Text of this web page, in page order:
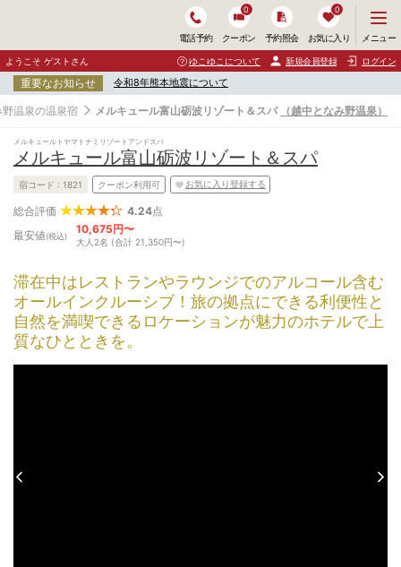
電話予約 クーポン
0
予約照会 お気に入り
0
ニ
ュ
ー
開
く
メニュー
ようこそ ゲストさん ゆこゆこについて 新規会員登録 ログイン
重要なお知らせ 令和8年熊本地震について
温泉の温泉宿 メルキュール富山砺波リゾート＆スパ （越中となみ野温泉）
メルキュールトヤマトナミリゾートアンドスパ
メルキュール富山砺波リゾート＆スパ
宿コード : 1821 クーポン利用可 お気に入り登録する
総合評価 4.24点
最安値(税込)
10,675円〜
大人2名 (合計 21,350円〜)
滞在中はレストランやラウンジでのアルコール含む
オールインクルーシブ！旅の拠点にできる利便性と
自然を満喫できるロケーションが魅力のホテルで上
質なひとときを。